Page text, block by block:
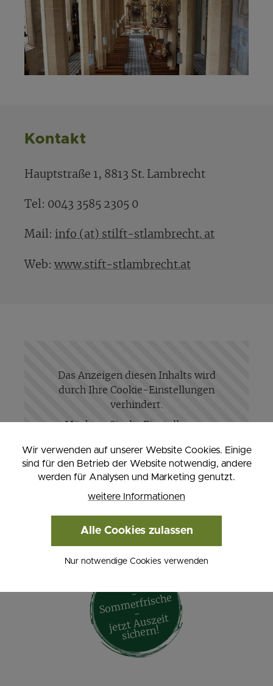
Kontakt
Hauptstraße 1, 8813 St. Lambrecht
Tel: 0043 3585 2305 0
Mail: info (at) stilft-stlambrecht. at
Web: www.stift-stlambrecht.at
Das Anzeigen diesen Inhalts wird
durch Ihre Cookie-Einstellungen
verhindert.
Möchten Sie die Einstellungen
Einstellungen ändern
-
So
m
merfrische
-
jetzt Auszeit
sichern!
Wir verwenden auf unserer Website Cookies. Einige
sind für den Betrieb der Website notwendig, andere
werden für Analysen und Marketing genutzt.
weitere Informationen
Alle Cookies zulassen
Nur notwendige Cookies verwenden